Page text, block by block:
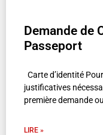
Demande de
Passeport
Carte d’identité
justificatives
première demande
LIRE »